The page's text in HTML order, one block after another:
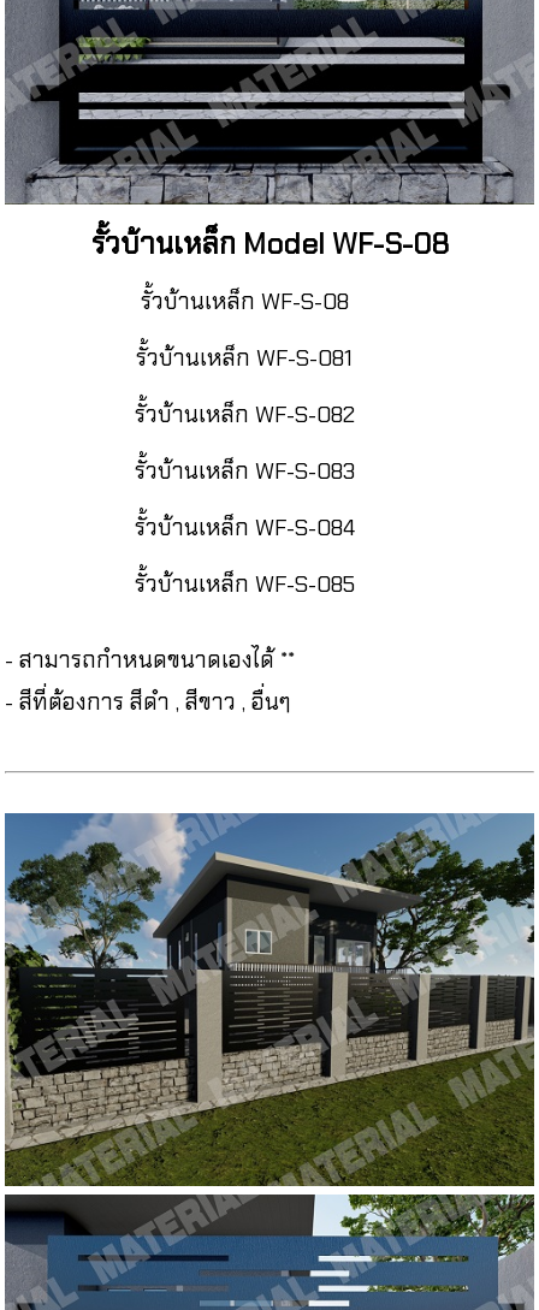
รั้วบ้านเหล็ก Model WF-S-08
รั้วบ้านเหล็ก WF-S-08
รั้วบ้านเหล็ก WF-S-081
รั้วบ้านเหล็ก WF-S-082
รั้วบ้านเหล็ก WF-S-083
รั้วบ้านเหล็ก WF-S-084
รั้วบ้านเหล็ก WF-S-085
- สามารถกำหนดขนาดเองได้ **
- สีที่ต้องการ สีดำ , สีขาว , อื่นๆ